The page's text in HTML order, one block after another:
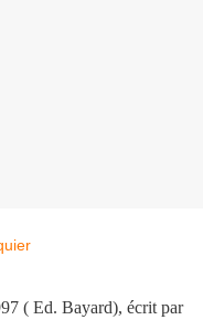
( Ed. Bayard), écrit par